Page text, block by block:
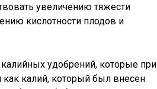
увеличению тяжести
кислотности плодов и
удобрений, которые при
как калий, который был внесен